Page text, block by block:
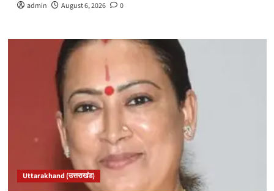
admin August 6, 2026 0
Uttarakhand (उत्तराखंड)